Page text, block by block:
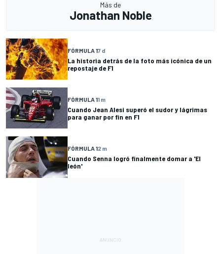
Más de
Jonathan Noble
FÓRMULA 17 d
La historia detrás de la foto más icónica de un
repostaje de F1
FÓRMULA 11 m
Cuando Jean Alesi superó el sudor y lágrimas
para ganar por fin en F1
FÓRMULA 12 m
Cuando Senna logró finalmente domar a 'El
león'